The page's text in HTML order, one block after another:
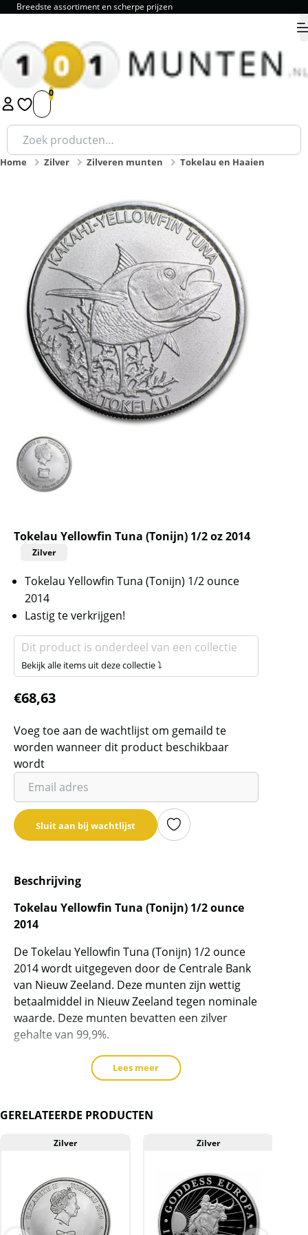
Breedste assortiment en scherpe prijzen
1 2 3 4 5 9.8
Zoeken
naar:
Home Zilver Zilveren munten Tokelau en Haaien
Tokelau Yellowfin Tuna (Tonijn) 1/2 oz 2014
Zilver
Tokelau Yellowfin Tuna (Tonijn) 1/2 ounce
2014
Lastig te verkrijgen!
Dit product is onderdeel van een collectie
Bekijk alle items uit deze collectie ⤵
€68,63
Voeg toe aan de wachtlijst om gemaild te
worden wanneer dit product beschikbaar
wordt
Vul
je
email
adres
de
wachtlijst
voor
product
toe
te
voegen
Sluit aan bij wachtlijst
Beschrijving
Tokelau Yellowfin Tuna (Tonijn) 1/2 ounce
2014
De Tokelau Yellowfin Tuna (Tonijn) 1/2 ounce
2014 wordt uitgegeven door de Centrale Bank
van Nieuw Zeeland. Deze munten zijn wettig
betaalmiddel in Nieuw Zeeland tegen nominale
waarde. Deze munten bevatten een zilver
gehalte van 99,9%.
Bestellingen van 20 munten van het zelfde jaar
geleverd. Losse munten worden geleverd in
Kwaliteit
Lees meer
GERELATEERDE PRODUCTEN
Zilver Zilver